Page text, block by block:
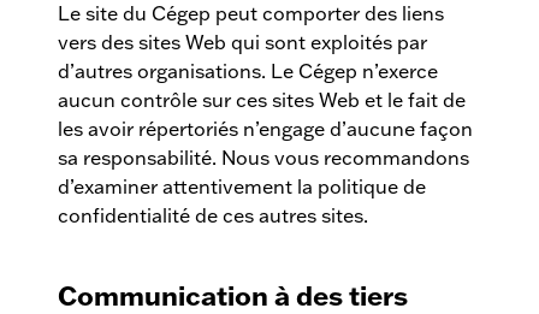
Le site du Cégep peut comporter des liens
vers des sites Web qui sont exploités par
d’autres organisations. Le Cégep n’exerce
aucun contrôle sur ces sites Web et le fait de
les avoir répertoriés n’engage d’aucune façon
sa responsabilité. Nous vous recommandons
d’examiner attentivement la politique de
confidentialité de ces autres sites.
Communication à des tiers